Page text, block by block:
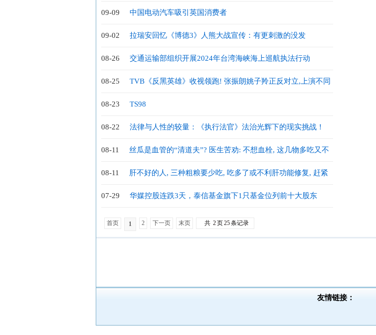
这些美国人，已禁止2000多名美国人入境
09-09 中国电动汽车吸引英国消费者
09-02 拉瑞安回忆《博德3》人熊大战宣传：有更刺激的没发
08-26 交通运输部组织开展2024年台湾海峡海上巡航执法行动
08-25 TVB《反黑英雄》收视领跑! 张振朗姚子羚正反对立,上演不同
08-23 TS98
08-22 法律与人性的较量：《执行法官》法治光辉下的现实挑战！
08-11 丝瓜是血管的“清道夫”? 医生苦劝: 不想血栓, 这几物多吃又不
08-11 肝不好的人, 三种粗粮要少吃, 吃多了或不利肝功能修复, 赶紧
07-29 华媒控股连跌3天，泰信基金旗下1只基金位列前十大股东
首页 1 2 下一页 末页 共 2页25条记录
友情链接：